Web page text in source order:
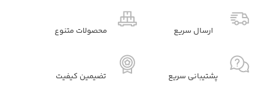
ارسال سریع محصولات متنوع
پشتیبانی سریع تضیمین کیفیت